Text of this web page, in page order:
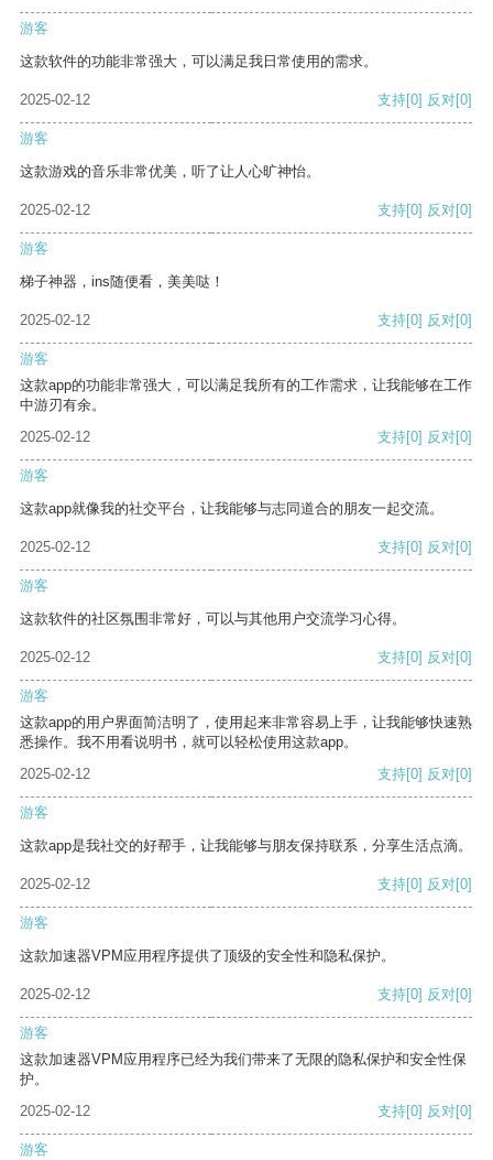
游客
这款软件的功能非常强大，可以满足我日常使用的需求。
2025-02-12 支持[0] 反对[0]
游客
这款游戏的音乐非常优美，听了让人心旷神怡。
2025-02-12 支持[0] 反对[0]
游客
梯子神器，ins随便看，美美哒！
2025-02-12 支持[0] 反对[0]
游客
这款app的功能非常强大，可以满足我所有的工作需求，让我能够在工作
中游刃有余。
2025-02-12
支持[0] 反对[0]
游客
这款app就像我的社交平台，让我能够与志同道合的朋友一起交流。
2025-02-12 支持[0] 反对[0]
游客
这款软件的社区氛围非常好，可以与其他用户交流学习心得。
2025-02-12 支持[0] 反对[0]
游客
这款app的用户界面简洁明了，使用起来非常容易上手，让我能够快速熟
悉操作。我不用看说明书，就可以轻松使用这款app。
2025-02-12
支持[0] 反对[0]
游客
这款app是我社交的好帮手，让我能够与朋友保持联系，分享生活点滴。
2025-02-12 支持[0] 反对[0]
游客
这款加速器VPM应用程序提供了顶级的安全性和隐私保护。
2025-02-12 支持[0] 反对[0]
游客
这款加速器VPM应用程序已经为我们带来了无限的隐私保护和安全性保
护。
2025-02-12
支持[0] 反对[0]
游客